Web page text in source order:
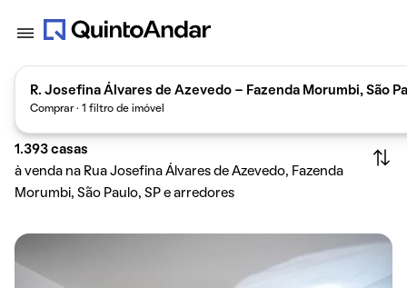
R. Josefina Álvares de Azevedo - Fazenda Morumbi, São
Comprar · 1 filtro de imóvel
1.393 casas
à venda na Rua Josefina Álvares de Azevedo, Fazenda
Morumbi, São Paulo, SP e arredores